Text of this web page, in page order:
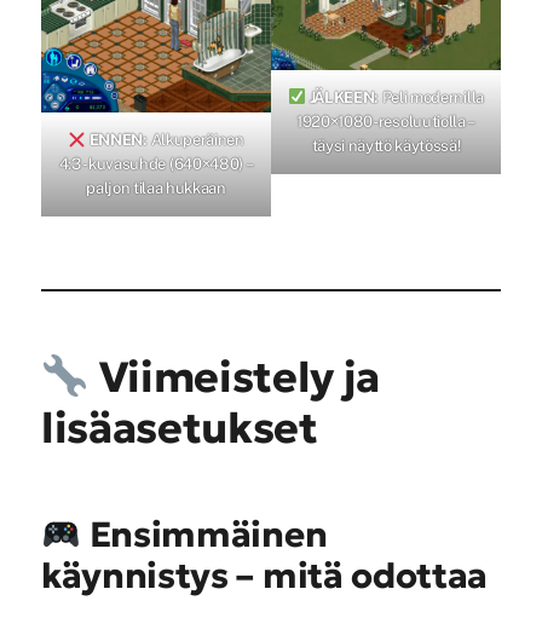
ENNEN:Alkuperäinen
4:3 -kuvasuhde (640×480) –
paljon tilaa hukkaan
JÄLKEEN: Peli modernilla
1920×1080-resoluutiolla –
täysi näyttö käytössä!
Viimeistely ja
lisäasetukset
Ensimmäinen
käynnistys – mitä odottaa